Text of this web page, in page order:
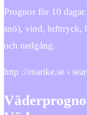
Prognos för 10
snö), vind, lufttryck,
och nedgång.
http ://marike.se ›